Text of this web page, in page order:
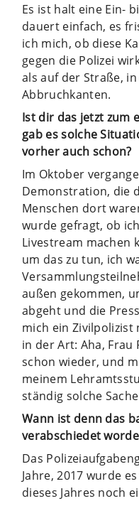
Es ist halt eine Ein-
dauert einfach, es
ich mich, ob diese
gegen die Polizei
als auf der Straße,
Abbruchkanten.
Ist dir das jetzt zum
gab es solche
vorher auch schon?
Im Oktober
Demonstration, die
Menschen dort
wurde gefragt, ob
Livestream machen
um das zu tun, ich
außen gekommen,
abgeht und die
mich ein Zivilpolizist
in der Art: Aha, Frau
schon wieder, und
meinem
ständig solche
Wann ist denn das
verabschiedet
Das
Jahre, 2017 wurde
dieses Jahres noch